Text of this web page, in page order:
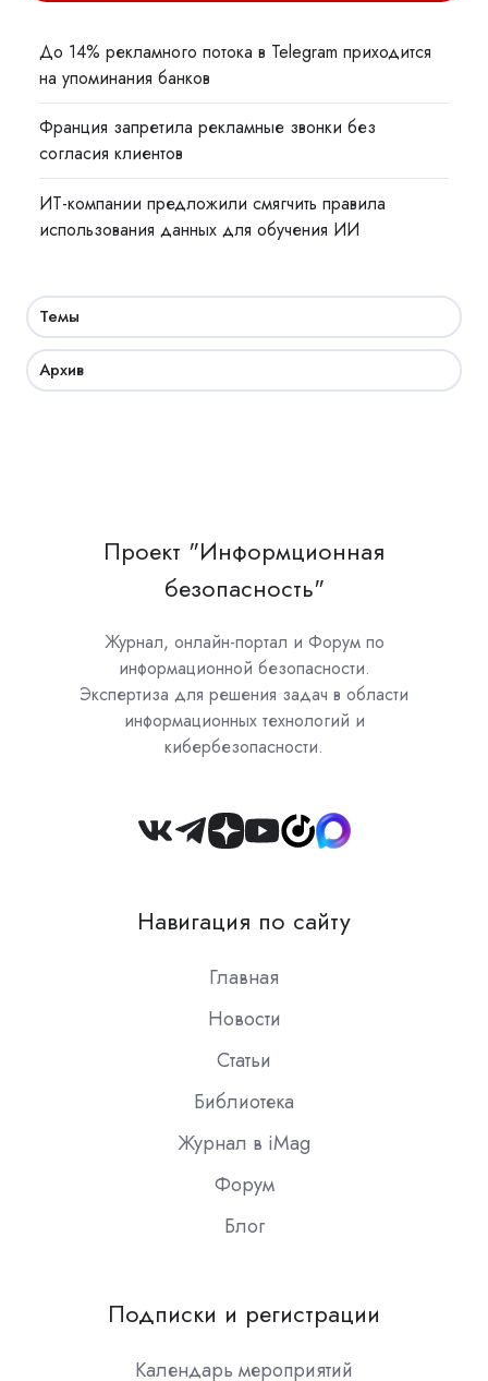
До 14% рекламного потока в Telegram приходится
на упоминания банков
Франция запретила рекламные звонки без
согласия клиентов
ИТ-компании предложили смягчить правила
использования данных для обучения ИИ
Темы
Архив
Проект "Информционная
безопасность"
Журнал, онлайн-портал и Форум по
информационной безопасности.
Экспертиза для решения задач в области
информационных технологий и
кибербезопасности.
Join
Slack
Навигация по сайту
Главная
Новости
Статьи
Библиотека
Журнал в iMag
Форум
Блог
Подписки и регистрации
Календарь мероприятий